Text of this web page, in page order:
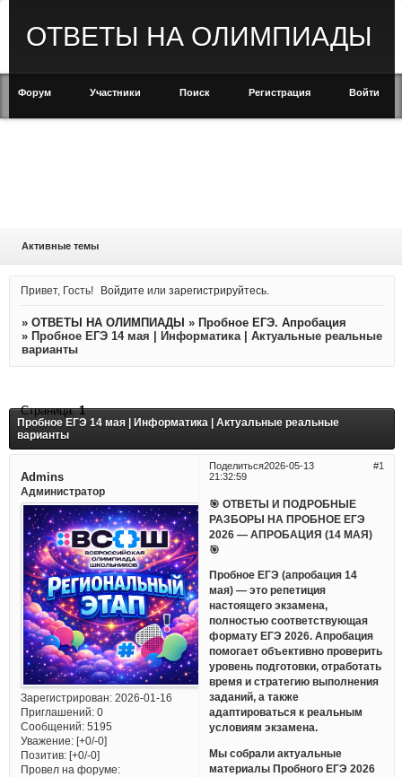
ОТВЕТЫ НА ОЛИМПИАДЫ
Форум Участники Поиск Регистрация Войти
Активные темы
Привет, Гость! Войдите илизарегистрируйтесь
» ОТВЕТЫ НА ОЛИМПИАДЫ » Пробное ЕГЭ. Апробация
» Пробное ЕГЭ 14 мая | Информатика | Актуальные реальные
варианты
Пробное ЕГЭ 14 мая | Информатика | Актуальные реальные
варианты
Страница:1
Поделиться 1
2026-05-13
21:32:59
Admins
Администратор
Зарегистрирован: 2026-01-16
Приглашений:0
Сообщений:5195
Уважение: [+0/-0]
Позитив: [+0/-0]
Провел на форуме:
🎯 ОТВЕТЫ И ПОДРОБНЫЕ
РАЗБОРЫ НА ПРОБНОЕ ЕГЭ
2026 — АПРОБАЦИЯ (14 МАЯ)
🎯
Пробное ЕГЭ (апробация 14
мая) — это репетиция
настоящего экзамена,
полностью соответствующая
формату ЕГЭ 2026. Апробация
помогает объективно проверить
уровень подготовки, отработать
время и стратегию выполнения
заданий, а также
адаптироваться к реальным
условиям экзамена.
Мы собрали актуальные
материалы Пробного ЕГЭ 2026